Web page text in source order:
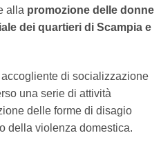
alla promozione delle donne
dei quartieri di Scampia e
di socializzazione
una serie di attività
delle forme di disagio
della violenza domestica.